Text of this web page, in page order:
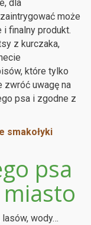
dla
może
finalny produkt.
z kurczaka,
które tylko
zwróć uwagę na
psa i zgodne z
smakołyki
psa
miasto
wody…